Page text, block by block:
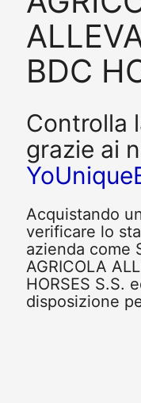
BDC
Controlla
grazie ai
Acquistando
verificare lo
azienda come
AGRICOLA
HORSES S.S.
disposizione